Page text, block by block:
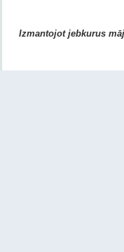
Izmantojot jebkurus